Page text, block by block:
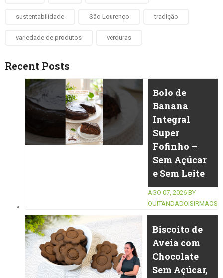
sustentabilidade São Lourenço tradição
variedade de produtos verduras
Recent Posts
Bolo de
Banana
Integral
Super
Fofinho –
Sem Açúcar
e Sem Leite
AGO 07, 2026 BY
QUITANDADOISIRMAOS
Biscoito de
Aveia com
Chocolate
Sem Açúcar,